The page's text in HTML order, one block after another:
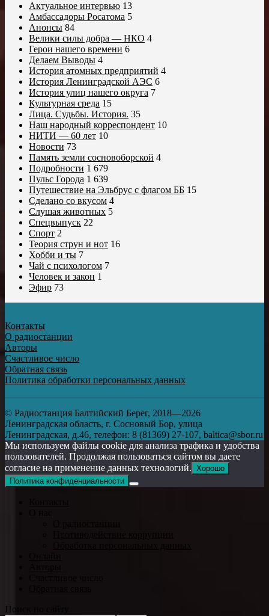
Актуальное интервью 13
Амбассадоры Росатома 5
Анонсы 84
Велики силы добра — НКО 4
Герои нашего времени 6
Делаем Выводы 4
История атомных предприятий 4
История Ленинградской АЭС 6
История улиц нашего округа 7
Культурная среда 15
Лица. Судьбы. История. 35
Наш народный корреспондент 10
НИТИ — 60 лет 10
Новости 73
Память земли сосновоборской 4
Подробности 1 679
Пульс Города 1 639
Путешествие на Эльбрус с флагом ББ 15
Сделано со вкусом 4
Слушая животных 5
Спецвыпуск 22
Спорт 2
Теория струн и нот 16
Хобби и ты 7
Чай с психологом 7
Человек и закон 1
Эфир 73
Контакты
О радиостанции
Авторы
Счастливое число
Обратная связь
Политика обработки персональных данных
© Радиостанция Балтийский Берег, 2018—2026
Ленинградская область, г. Сосновый Бор, улица
Ленинградская, д.46, телефон: 8 (81369) 27-107, baltica@sbor.ru
Мы используем файлы cookie для анализа трафика и удобства
пользователей. Продолжая пользоваться сайтом вы даете
согласие на применение данных технологий. Хорошо
Политика конфиденциальности
Поиск по сайту